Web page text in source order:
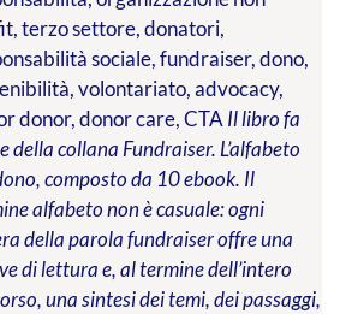
terzo settore, donatori,
sociale, fundraiser, dono,
volontariato, advocacy,
donor, donor care, CTA Il libro fa
della collana Fundraiser. L’alfabeto
composto da 10 ebook. Il
alfabeto non è casuale: ogni
della parola fundraiser offre una
di lettura e, al termine dell’intero
una sintesi dei temi, dei passaggi,